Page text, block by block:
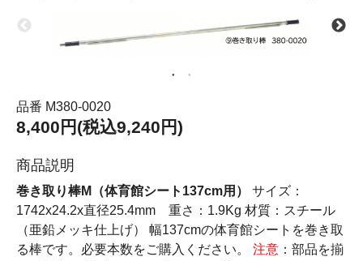
品番 M380-0020
8,400円(税込9,240円)
商品説明
巻き取り棒M（体育館シート137cm用）
サイズ：
1742x24.2x直径25.4mm 重さ：1.9Kg 材質：スチール
（亜鉛メッキ仕上げ） 幅137cmの体育館シートを巻き取
る棒です。必要本数をご購入ください。 注意 ：部品を揃